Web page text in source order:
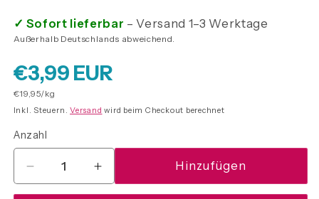
✓ Sofort lieferbar – Versand 1–3 Werktage
Außerhalb Deutschlands abweichend.
Normaler
Preis
€3,99 EUR
Grundpreis
€19,95/kg
Inkl. Steuern.Versand wird beim Checkout berechnet
Anzahl
Anzahl
Verringere
die
Erhöhe
die
Hinzufügen